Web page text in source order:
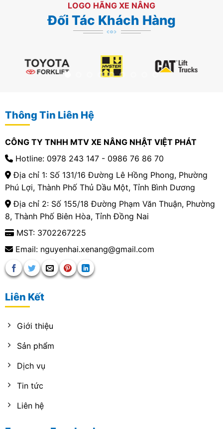
LOGO HÃNG XE NÂNG
Đối Tác Khách Hàng
Thông Tin Liên Hệ
CÔNG TY TNHH MTV XE NÂNG NHẬT VIỆT PHÁT
Hotline: 0978 243 147 - 0986 76 86 70
Địa chỉ 1: Số 131/16 Đường Lê Hồng Phong, Phường
Phú Lợi, Thành Phố Thủ Dầu Một, Tỉnh Bình Dương
Địa chỉ 2: Số 155/18 Đường Phạm Văn Thuận, Phường
8, Thành Phố Biên Hòa, Tỉnh Đồng Nai
MST: 3702267225
Email: nguyenhai.xenang@gmail.com
Liên Kết
Giới thiệu
Sản phẩm
Dịch vụ
Tin tức
Liên hệ